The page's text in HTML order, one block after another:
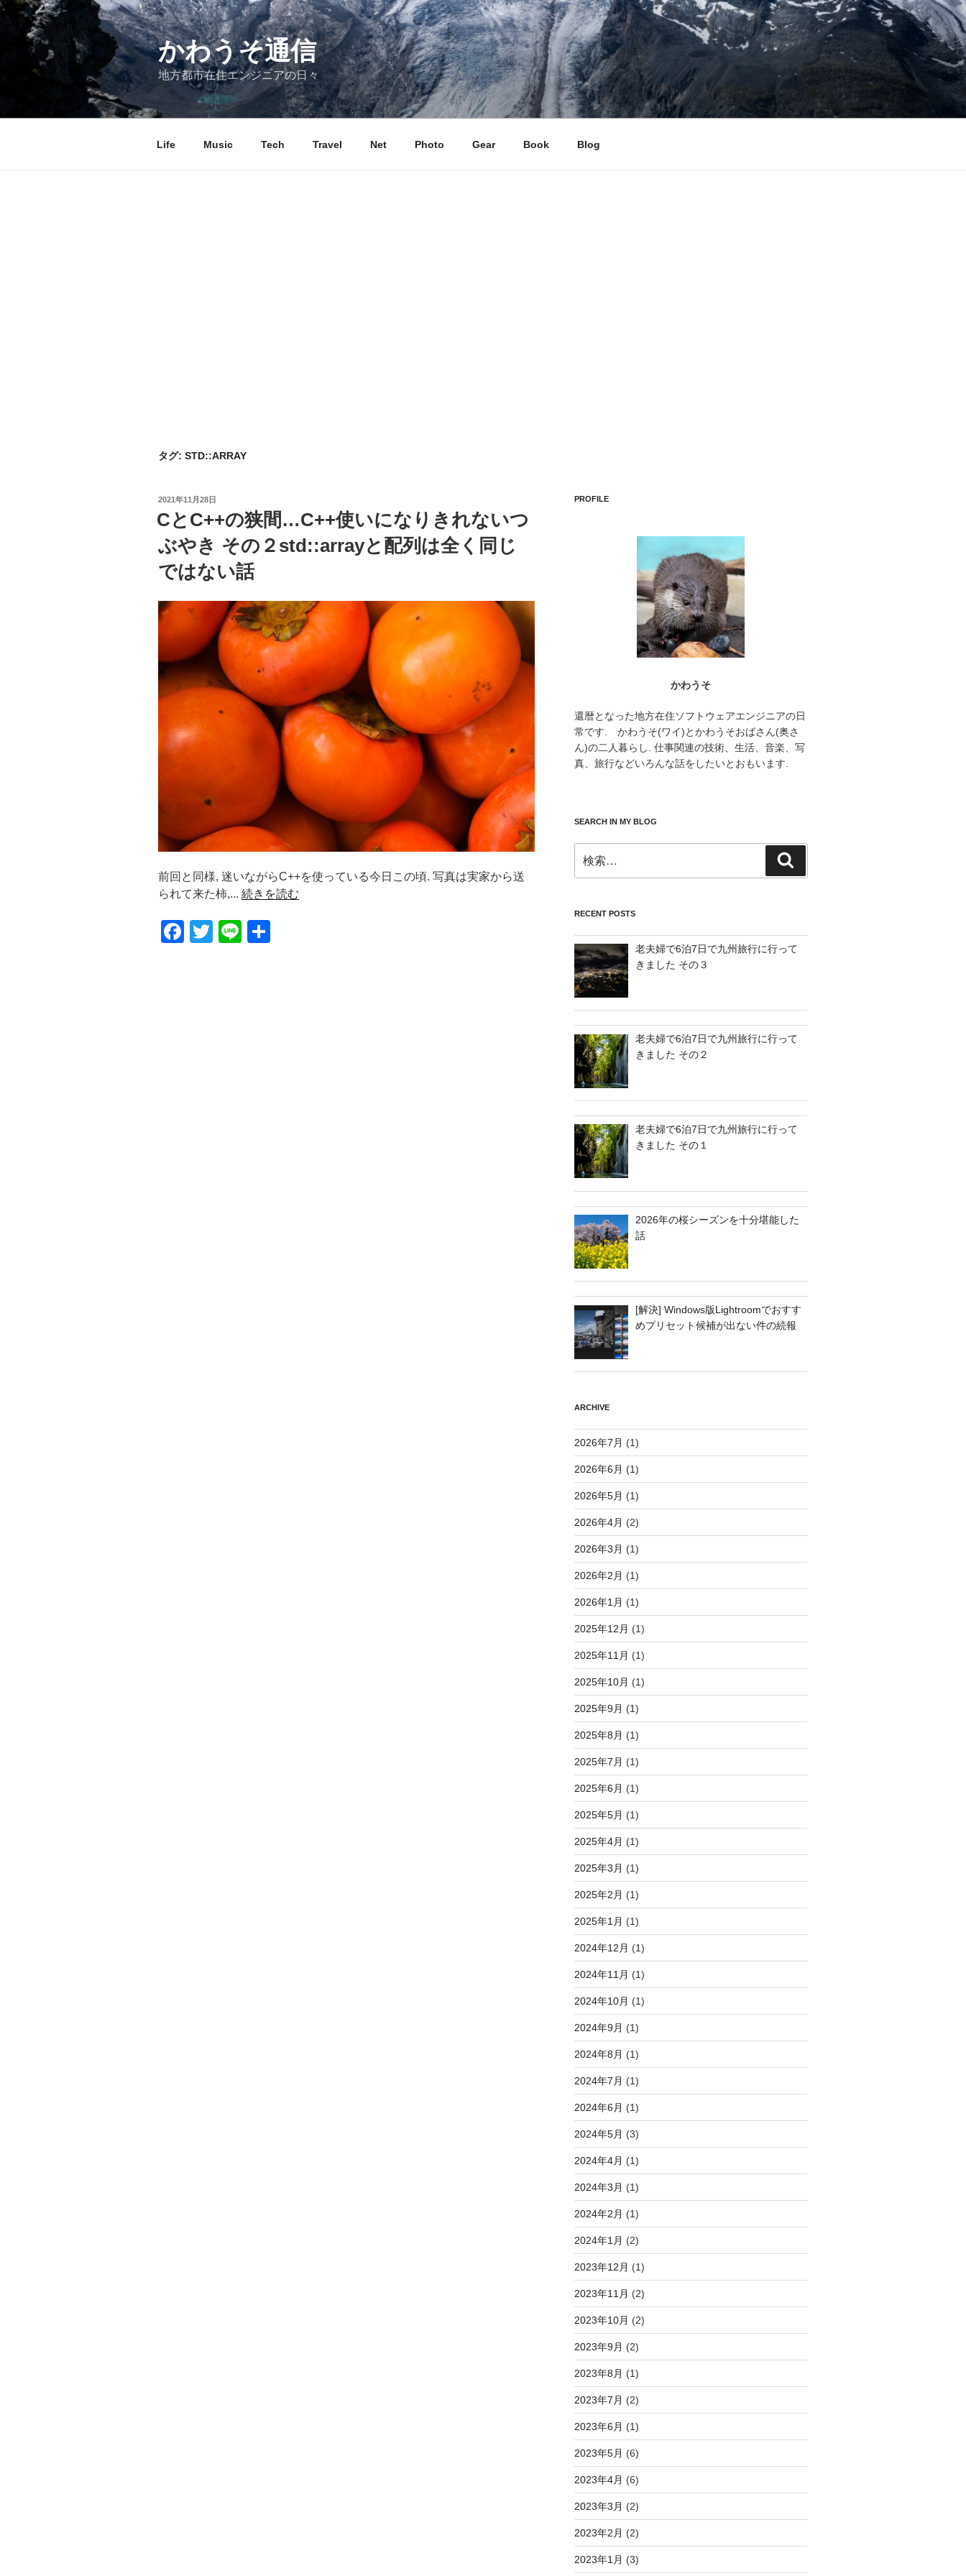
コ
かわうそ通信
地方都市在住エンジニアの日々
Life Music Tech Travel Net Photo Gear Book Blog
タグ: STD::ARRAY
投
日:
2021年11月28日
CとC++の狭間…C++使いになりきれないつ
ぶやき その２std::arrayと配列は全く同じ
ではない話
前回と同様, 迷いながらC++を使っている今日この頃. 写真は実家から送
られて来た柿,... 続きを読む
F
T
Li
PROFILE
かわうそ
還暦となった地方在住ソフトウェアエンジニアの日
常です. かわうそ(ワイ)とかわうそおばさん(奥さ
ん)の二人暮らし. 仕事関連の技術、生活、音楽、写
真、旅行などいろんな話をしたいとおもいます.
SEARCH IN MY BLOG
索:
索
RECENT POSTS
老夫婦で6泊7日で九州旅行に行って
きました その３
老夫婦で6泊7日で九州旅行に行って
きました その２
老夫婦で6泊7日で九州旅行に行って
きました その１
2026年の桜シーズンを十分堪能した
話
[解決] Windows版Lightroomでおすす
めプリセット候補が出ない件の続報
ARCHIVE
2026年7月 (1)
2026年6月 (1)
2026年5月 (1)
2026年4月 (2)
2026年3月 (1)
2026年2月 (1)
2026年1月 (1)
2025年12月 (1)
2025年11月 (1)
2025年10月 (1)
2025年9月 (1)
2025年8月 (1)
2025年7月 (1)
2025年6月 (1)
2025年5月 (1)
2025年4月 (1)
2025年3月 (1)
2025年2月 (1)
2025年1月 (1)
2024年12月 (1)
2024年11月 (1)
2024年10月 (1)
2024年9月 (1)
2024年8月 (1)
2024年7月 (1)
2024年6月 (1)
2024年5月 (3)
2024年4月 (1)
2024年3月 (1)
2024年2月 (1)
2024年1月 (2)
2023年12月 (1)
2023年11月 (2)
2023年10月 (2)
2023年9月 (2)
2023年8月 (1)
2023年7月 (2)
2023年6月 (1)
2023年5月 (6)
2023年4月 (6)
2023年3月 (2)
2023年2月 (2)
2023年1月 (3)